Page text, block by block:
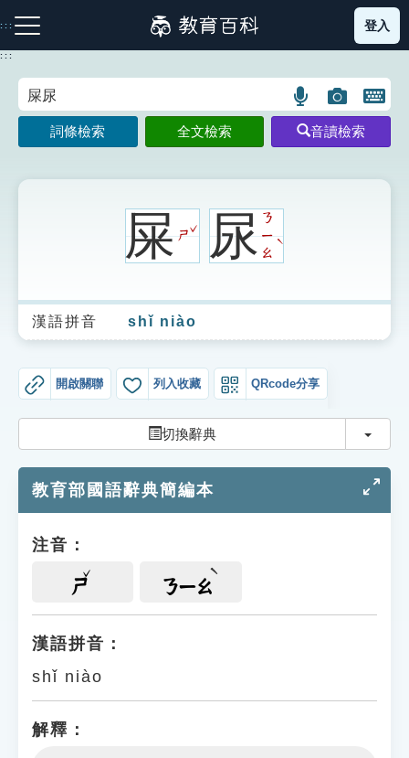
到
主
:::
注音索引圖示 筆畫索引圖示 部首索引表圖示
生字詞彙表
成語故事
索引選單
單字索引
遊戲專區
貓頭鷹博士
登入
:::
語
言
搜
圖
片
搜
開
鍵
圖
詞條檢索 全文檢索 音讀檢索
屎ㄕ
ˇ 尿ㄋ
ㄧ
ㄠ
ˋ
漢語拼音 shǐ niào
開啟關聯 列入收藏 QRcode分享
切換辭典 切換
教育部國語辭典簡編本
注音：
ㄕ ㄋㄧㄠ
漢語拼音：
shǐ niào
解釋：